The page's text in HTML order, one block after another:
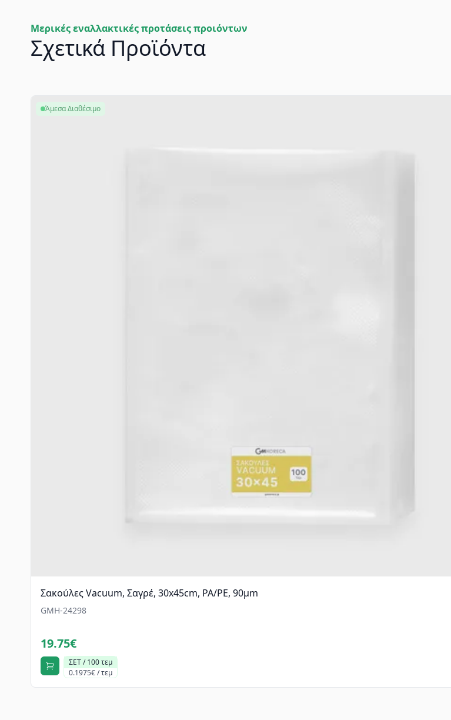
Μερικές εναλλακτικές προτάσεις προιόντων
Σχετικά Προϊόντα
Σακούλες Vacuum, Σαγρέ, 30x45cm, PA/PE, 90μm
GMH-24298
19.75€
ΣΕΤ / 100 τεμ
0.1975€ / τεμ
Άμεσα Διαθέσιμο